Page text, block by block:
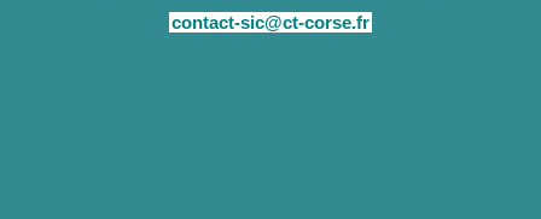
contact-sic@ct-corse.fr